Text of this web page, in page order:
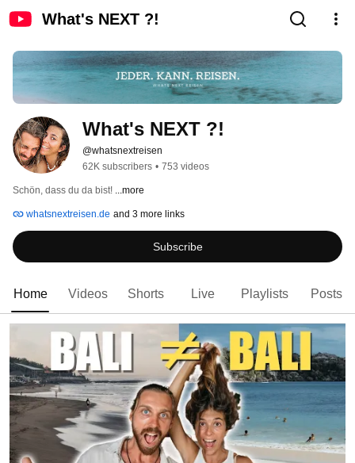
What's NEXT ?!
What's NEXT ?!
@whatsnextreisen
62K subscribers • 753 videos
Schön, dass du da bist! ...more
whatsnextreisen.de and 3 more links
Subscribe
Home Videos Shorts Live Playlists Posts